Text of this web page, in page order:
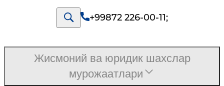
+99872 226-00-11;
Жисмоний ва юридик шахслар
мурожаатлари